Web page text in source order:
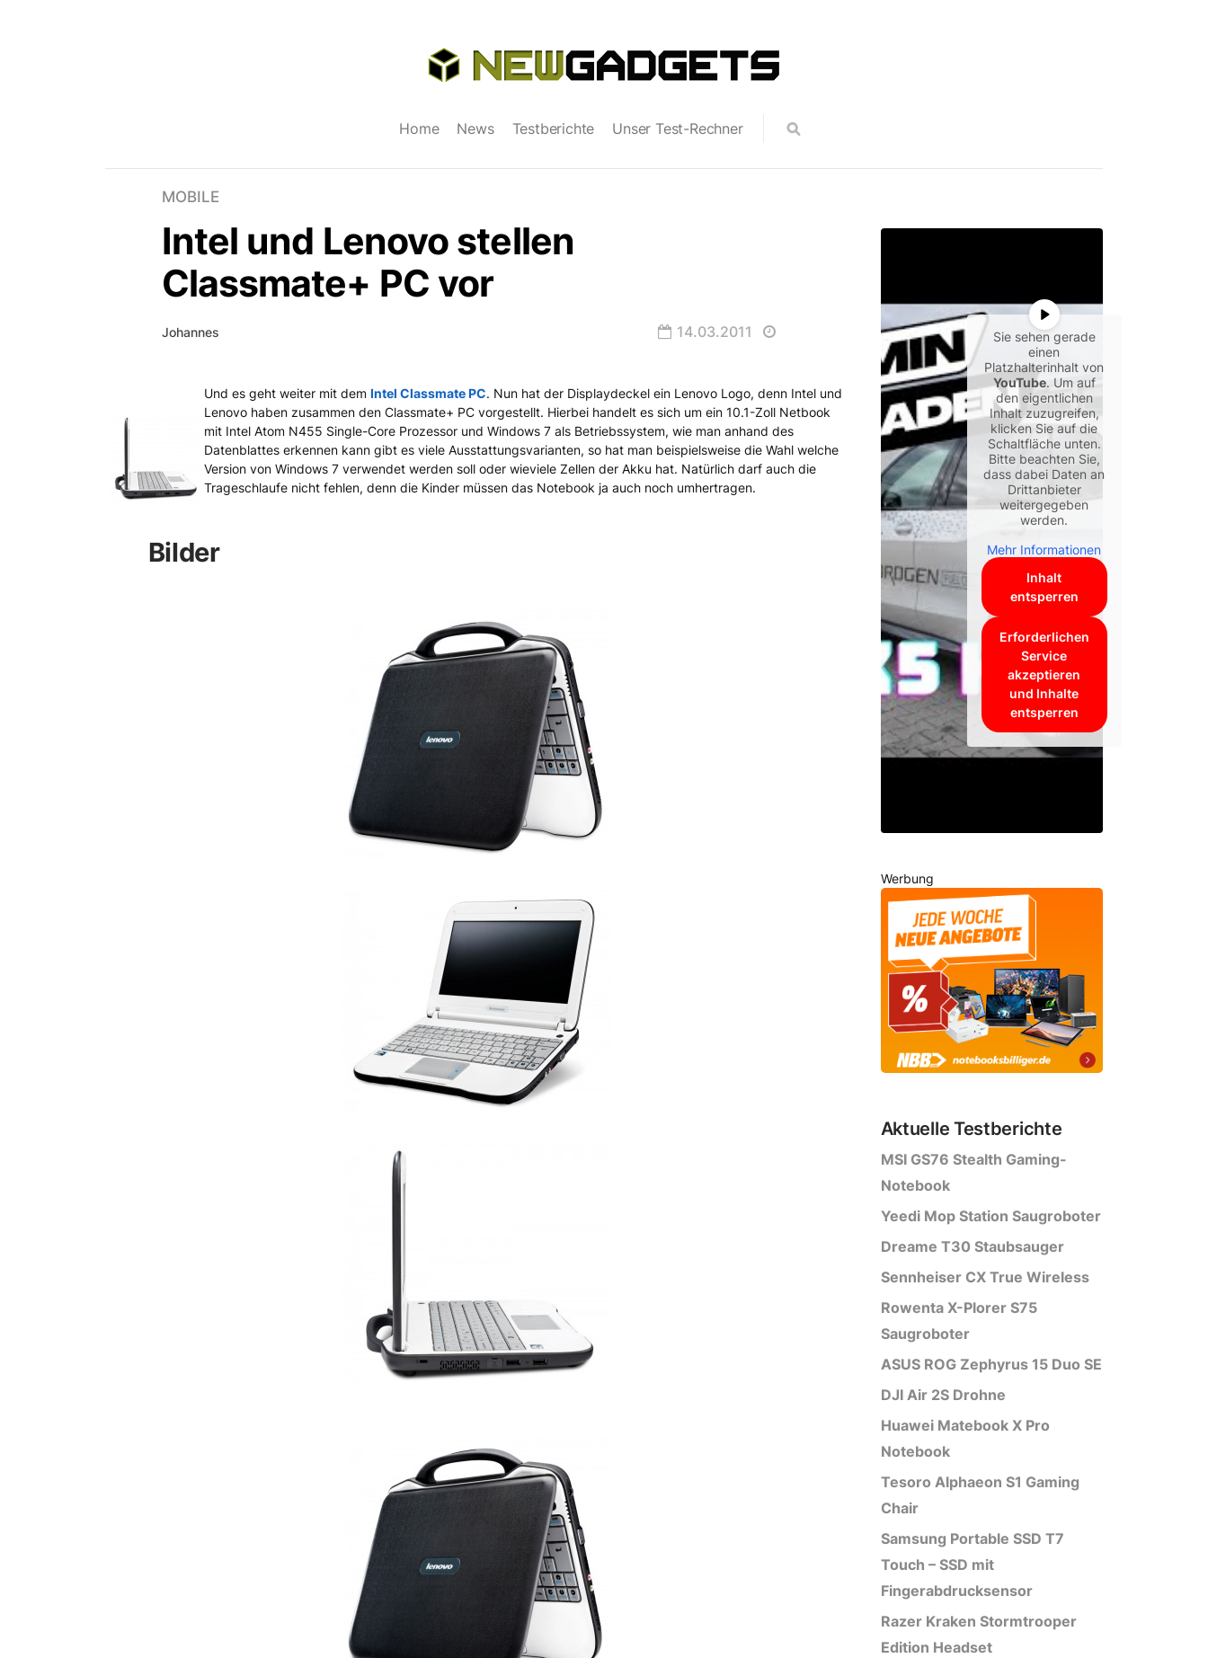
Home News Testberichte Unser Test-Rechner
MOBILE
Intel und Lenovo stellen
Classmate+ PC vor
Johannes 14.03.2011
Intel und Lenovo stellen Classmate+ PC vor
Und es geht weiter mit dem Intel Classmate PC. Nun hat der Displaydeckel ein Lenovo Logo, denn Intel und
Lenovo haben zusammen den Classmate+ PC vorgestellt. Hierbei handelt es sich um ein 10.1-Zoll Netbook
mit Intel Atom N455 Single-Core Prozessor und Windows 7 als Betriebssystem, wie man anhand des
Datenblattes erkennen kann gibt es viele Ausstattungsvarianten, so hat man beispielsweise die Wahl welche
Version von Windows 7 verwendet werden soll oder wieviele Zellen der Akku hat. Natürlich darf auch die
Trageschlaufe nicht fehlen, denn die Kinder müssen das Notebook ja auch noch umhertragen.
Bilder
Sie sehen gerade
einen
Platzhalterinhalt von
YouTube. Um auf
den eigentlichen
Inhalt zuzugreifen,
klicken Sie auf die
Schaltfläche unten.
Bitte beachten Sie,
dass dabei Daten an
Drittanbieter
weitergegeben
werden.
Mehr Informationen
Inhalt
entsperren
Erforderlichen
Service
akzeptieren
und Inhalte
entsperren
Werbung
Aktuelle Testberichte
MSI GS76 Stealth Gaming-
Notebook
Yeedi Mop Station Saugroboter
Dreame T30 Staubsauger
Sennheiser CX True Wireless
Rowenta X-Plorer S75
Saugroboter
ASUS ROG Zephyrus 15 Duo SE
DJI Air 2S Drohne
Huawei Matebook X Pro
Notebook
Tesoro Alphaeon S1 Gaming
Chair
Samsung Portable SSD T7
Touch – SSD mit
Fingerabdrucksensor
Razer Kraken Stormtrooper
Edition Headset